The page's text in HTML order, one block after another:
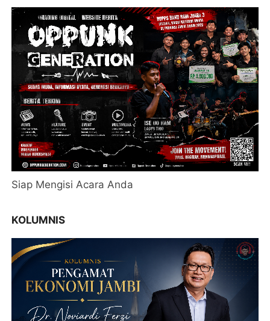
Siap Mengisi Acara Anda
KOLUMNIS